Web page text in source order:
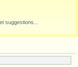
suggestions...